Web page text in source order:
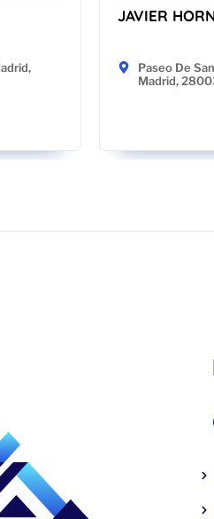
JAVIER
Paseo De
Madrid,